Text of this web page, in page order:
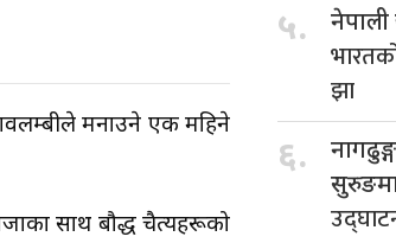
मनाउने एक महिने
साथ बौद्ध चैत्यहरूको
५.
झा
६.